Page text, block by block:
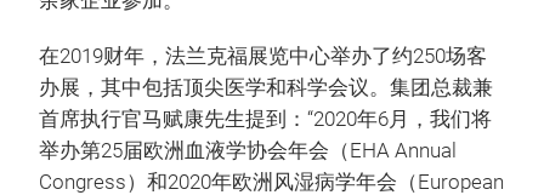
在2019财年，法兰克福展览中心举办了约250场客
办展，其中包括顶尖医学和科学会议。集团总裁兼
首席执行官马赋康先生提到：“2020年6月，我们将
举办第25届欧洲血液学协会年会（EHA Annual
Congress）和2020年欧洲风湿病学年会（European